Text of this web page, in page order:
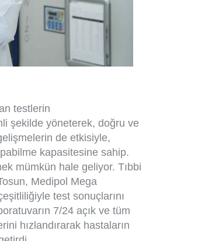
testlerin
şekilde yöneterek, doğru ve
de etkisiyle,
kapasitesine sahip.
mümkün hale geliyor. Tıbbi
Medipol Mega
test sonuçlarını
7/24 açık ve tüm
hızlandırarak hastaların